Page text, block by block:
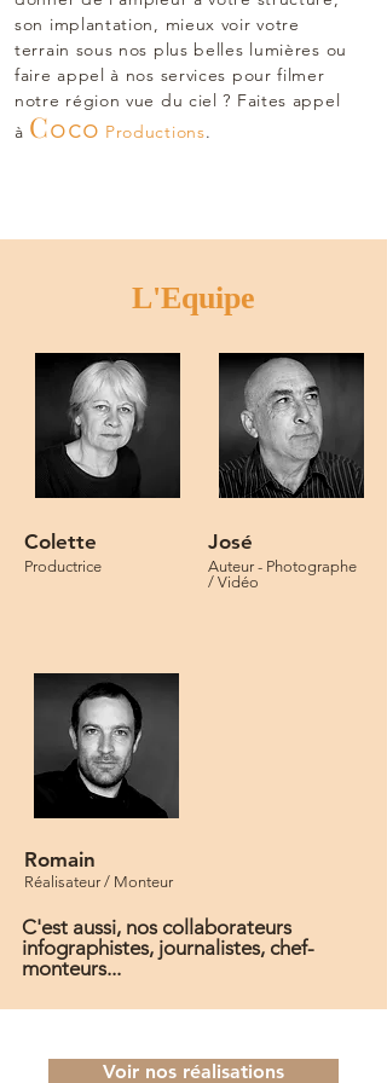
son implantation, mieux voir votre
terrain sous nos plus belles lumières ou
faire appel à nos services pour filmer
notre région vue du ciel ? Faites appel
à Coco Productions.
L'Equipe
Colette
Productrice
José
Auteur - Photographe
/ Vidéo
Romain
Réalisateur / Monteur
C'est aussi, nos collaborateurs
infographistes, journalistes, chef-
monteurs...
Voir nos réalisations